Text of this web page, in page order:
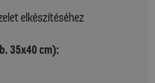
elkészítéséhez
35x40 cm):